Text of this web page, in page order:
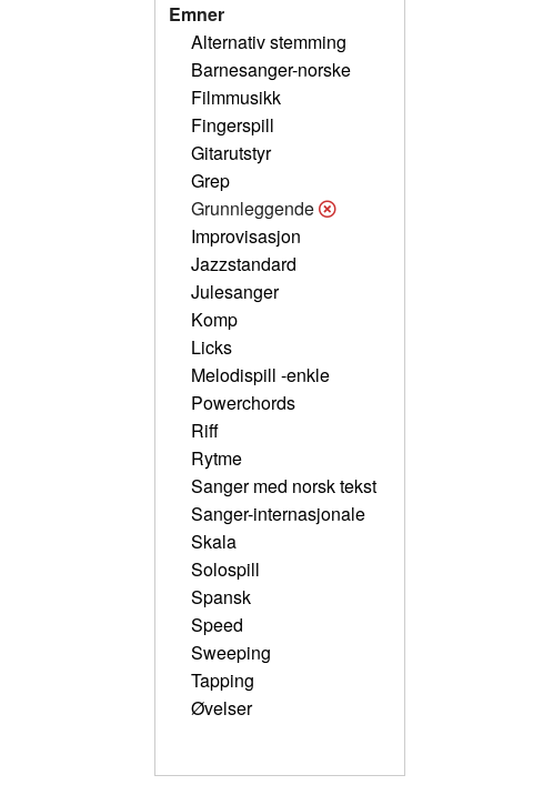
Emner
Alternativ stemming
Barnesanger-norske
Filmmusikk
Fingerspill
Gitarutstyr
Grep
Grunnleggende
Improvisasjon
Jazzstandard
Julesanger
Komp
Licks
Melodispill -enkle
Powerchords
Riff
Rytme
Sanger med norsk tekst
Sanger-internasjonale
Skala
Solospill
Spansk
Speed
Sweeping
Tapping
Øvelser